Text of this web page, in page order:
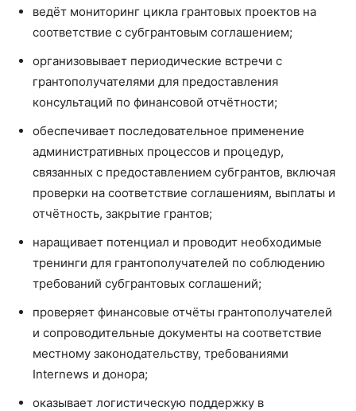
ведёт мониторинг цикла грантовых проектов на
соответствие с субгрантовым соглашением;
организовывает периодические встречи с
грантополучателями для предоставления
консультаций по финансовой отчётности;
обеспечивает последовательное применение
административных процессов и процедур,
связанных с предоставлением субгрантов, включая
проверки на соответствие соглашениям, выплаты и
отчётность, закрытие грантов;
наращивает потенциал и проводит необходимые
тренинги для грантополучателей по соблюдению
требований субгрантовых соглашений;
проверяет финансовые отчёты грантополучателей
и сопроводительные документы на соответствие
местному законодательству, требованиями
Internews и донора;
оказывает логистическую поддержку в